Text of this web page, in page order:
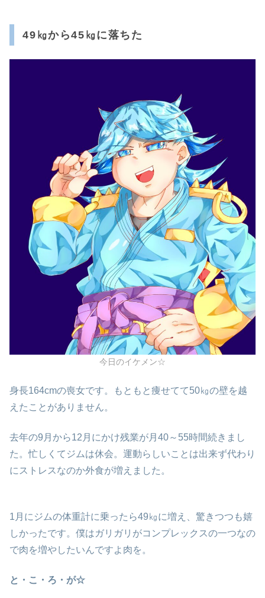
49㎏から45㎏に落ちた
今日のイケメン☆
身長164cmの喪女です。もともと痩せてて50㎏の壁を越
えたことがありません。
去年の9月から12月にかけ残業が月40～55時間続きまし
た。忙しくてジムは休会。運動らしいことは出来ず代わり
にストレスなのか外食が増えました。
1月にジムの体重計に乗ったら49㎏に増え、驚きつつも嬉
しかったです。僕はガリガリがコンプレックスの一つなの
で肉を増やしたいんですよ肉を。
と・こ・ろ・が☆